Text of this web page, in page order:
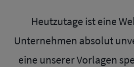
Heutzutage ist eine
Unternehmen absolut
eine unserer Vorlagen